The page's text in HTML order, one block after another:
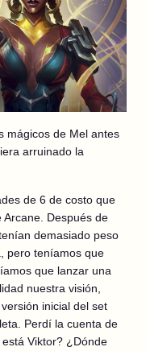
mágicos de Mel antes
arruinado la
de 6 de costo que
Después de
demasiado peso
pero teníamos que
que lanzar una
nuestra visión,
inicial del set
Perdí la cuenta de
Viktor? ¿Dónde